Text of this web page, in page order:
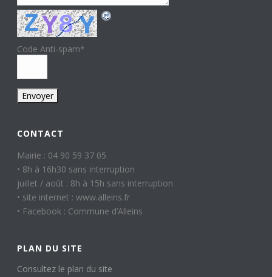
Code Anti-spam*
CONTACT
Mairie : 04 90 59 37 05
• 8h à 16h30 sans interruption
juillet / août : 8h à 15h sans interruption
• site internet : www.alleins.fr
• Facebook : Commune d’Alleins
PLAN DU SITE
Consultez le plan du site